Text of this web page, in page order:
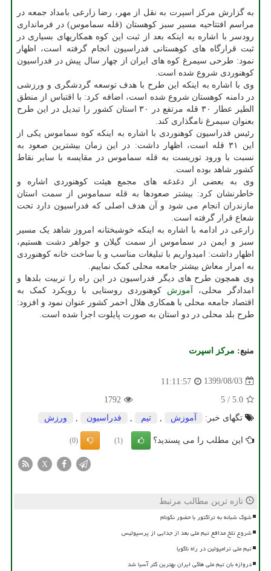
به گزارش مرکز اسپرت به نقل از مهر، رضا زارعی بامداد جمعه در
مراسم افتتاحیه مسیر سبز کوهستان (قله سماموس) در فرمانداری
رودسر با اشاره به اینکه بعد از ثبت این کوه همکاریهای بسیاری در
ثبت قرارگاه های کوهستانی فدراسیون انجام گرفته است، اظهار
نمود: طرحی سیمرغ کوه های ایران از چهار سال پیش در فدراسیون
کوهنوردی شروع شده است.
وی با اشاره به اینکه این طرح با هدف توسعه گردشگری و ورزشی
در دامنه کوهستان شروع شده است، اضافه کرد: با اقتباس از منطق
الطیر عطار ۳۰ قله مرتفع در ۳۰ استان کشور را تبدیل در این طرح
بعنوان سیمرغ نامگذاری کند.
رئیس فدراسیون کوهنوردی با اشاره به اینکه کوه سماموس یکی از
این ۳۱ قله است، اظهار داشت: در این زمان بیشترین صعود به
نسبت با ورود توریست به قله سماموس در مقایسه با سایر نقاط
کشور شاهد بوده است.
وی به بعضی از دغدغه های مجمع هیئت کوهنوردی اشاره و
خاطرنشان کرد: بیشتر صعودها به قله سماموس از سمت استان
مازندران انجام می شود و آن هدف اصلی که فدراسیون دارد تحت
شعاع قرار گرفته است.
زارعی در ادامه با اشاره به اینکه خوشبختانه امروز شاهد یک مسیر
سبز و ایمن در سماموس از سمت گیلان و جواهر دشت هستیم،
اظهار داشت: امیدواریم با تبلیغات مناسب و با ساخت خانه کوهنوردی
به امرار معاش بیشتر جامعه محلی کمک نماییم.
وی همچون طرح های دیگر فدراسیون در این راه را تربیت بلدها و
امدادگر محلی،
آموزش کوهنوردی روستایی با رویکرد کمک به
اقتصاد جامعه محلی با همکاری هلال احمر کشور عنوان نمود و افزود:
طرح بلد محلی در دو استان به صورت پایلوت اجرا شده است.
منبع: مركز اسپرت
1399/08/03
11:11:57
5.0
/
5
1792
تگهای خبر:
آموزش تیم فدراسیون ورزش
این مطلب را می پسندید؟ (1)
(0)
X
تازه ترین مطالب مرتبط
شوک شبانه به تراکتور با حضور نکونام
شروع تلخ مدافع تیم ملی بعد از جدایی از پرسپولیس
تیم ملی ترامپولین در راه ناگویا
دروازه بان تیم ملی هاکی ایران بهترین گلر آسیا شد